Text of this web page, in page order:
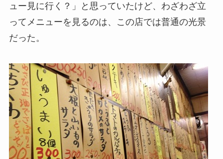
ュー見に行く？」と思っていたけど、わざわざ立
ってメニューを見るのは、この店では普通の光景
だった。